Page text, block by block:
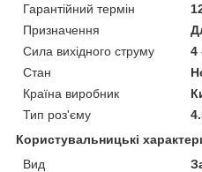
Гарантійний термін
Призначення
Сила вихідного струму
4
Стан
Країна виробник
Тип роз'єму
Користувальницькі
Вид